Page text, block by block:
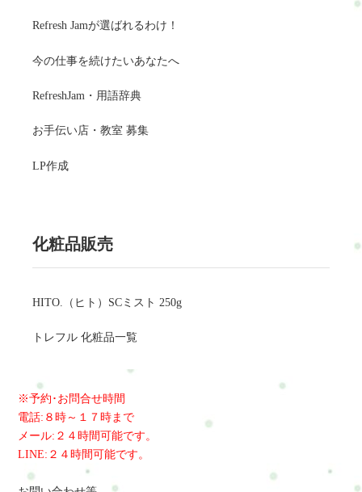
Refresh Jamが選ばれるわけ！
今の仕事を続けたいあなたへ
RefreshJam・用語辞典
お手伝い店・教室 募集
LP作成
化粧品販売
HITO.（ヒト）SCミスト 250g
トレフル 化粧品一覧
※予約･お問合せ時間
電話:８時～１７時まで
メール:２４時間可能です。
LINE:２４時間可能です。